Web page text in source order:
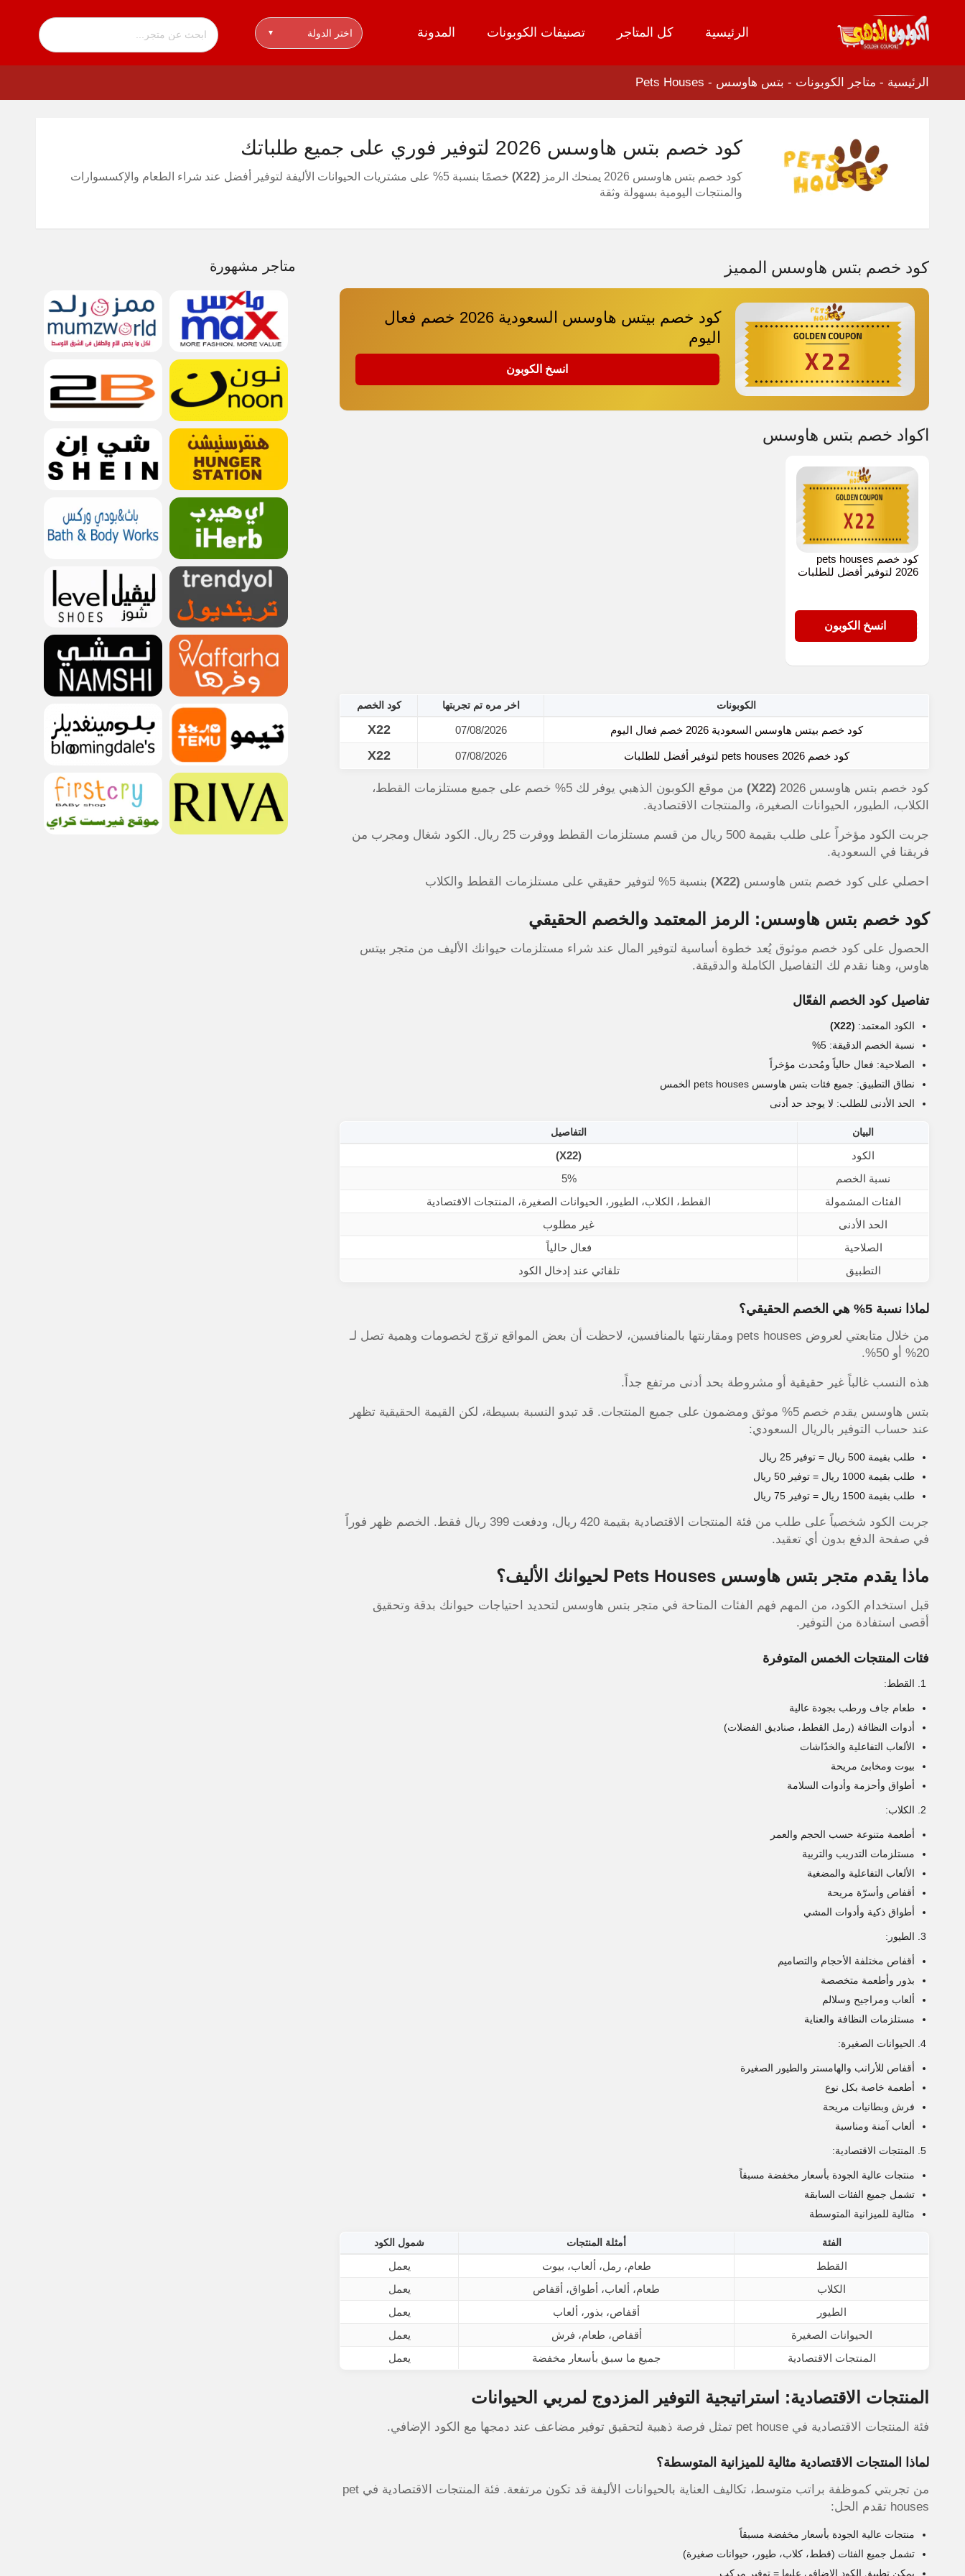
تخطي
المحتوى
الرئيسية كل المتاجر تصنيفات الكوبونات المدونة اختر الدولة ▾
الرئيسية - متاجر الكوبونات - بتس هاوسس - Pets Houses
كود خصم بتس هاوسس 2026 لتوفير فوري على جميع طلباتك
كود خصم بتس هاوسس 2026 يمنحك الرمز (X22)
خصمًا بنسبة 5% على مشتريات الحيوانات الأليفة لتوفير أفضل عند شراء الطعام والإكسسوارات
والمنتجات اليومية بسهولة وثقة
كود خصم بتس هاوسس المميز
كود خصم بيتس هاوسس السعودية 2026 خصم فعال
اليوم
انسخ الكوبون
اكواد خصم بتس هاوسس
كود خصم pets houses
2026 لتوفير أفضل للطلبات
انسخ الكوبون
الكوبونات اخر مره تم تجربتها كود الخصم
كود خصم بيتس هاوسس السعودية 2026 خصم فعال اليوم 07/08/2026
X22
كود خصم pets houses 2026 لتوفير أفضل للطلبات 07/08/2026
X22
كود خصم بتس هاوسس 2026 (X22)
من موقع الكوبون الذهبي يوفر لك 5% خصم على جميع مستلزمات القطط،
الكلاب، الطيور، الحيوانات الصغيرة، والمنتجات الاقتصادية.
جربت الكود مؤخراً على طلب بقيمة 500 ريال من قسم مستلزمات القطط ووفرت 25 ريال. الكود شغال ومجرب من
فريقنا في السعودية.
احصلي على كود خصم بتس هاوسس (X22) بنسبة 5% لتوفير حقيقي على مستلزمات القطط والكلاب
كود خصم بتس هاوسس: الرمز المعتمد والخصم الحقيقي
الحصول على كود خصم موثوق يُعد خطوة أساسية لتوفير المال عند شراء مستلزمات حيوانك الأليف من متجر بيتس
هاوس، وهنا نقدم لك التفاصيل الكاملة والدقيقة.
تفاصيل كود الخصم الفعّال
الكود المعتمد: (X22)
نسبة الخصم الدقيقة: 5%
الصلاحية: فعال حالياً ومُحدث مؤخراً
نطاق التطبيق: جميع فئات بتس هاوسس pets houses الخمس
الحد الأدنى للطلب: لا يوجد حد أدنى
البيان التفاصيل
الكود
(X22)
نسبة الخصم
5%
الفئات المشمولة
القطط، الكلاب، الطيور، الحيوانات الصغيرة، المنتجات الاقتصادية
الحد الأدنى
غير مطلوب
الصلاحية
فعال حالياً
التطبيق
تلقائي عند إدخال الكود
لماذا نسبة 5% هي الخصم الحقيقي؟
من خلال متابعتي لعروض pets houses ومقارنتها بالمنافسين، لاحظت أن بعض المواقع تروّج لخصومات وهمية تصل لـ
20% أو 50%.
هذه النسب غالباً غير حقيقية أو مشروطة بحد أدنى مرتفع جداً.
بتس هاوسس يقدم خصم 5% موثق ومضمون على جميع المنتجات. قد تبدو النسبة بسيطة، لكن القيمة الحقيقية تظهر
عند حساب التوفير بالريال السعودي:
طلب بقيمة 500 ريال = توفير 25 ريال
طلب بقيمة 1000 ريال = توفير 50 ريال
طلب بقيمة 1500 ريال = توفير 75 ريال
جربت الكود شخصياً على طلب من فئة المنتجات الاقتصادية بقيمة 420 ريال، ودفعت 399 ريال فقط. الخصم ظهر فوراً
في صفحة الدفع بدون أي تعقيد.
ماذا يقدم متجر بتس هاوسس Pets Houses لحيوانك الأليف؟
قبل استخدام الكود، من المهم فهم الفئات المتاحة في متجر بتس هاوسس لتحديد احتياجات حيوانك بدقة وتحقيق
أقصى استفادة من التوفير.
فئات المنتجات الخمس المتوفرة
القطط:
طعام جاف ورطب بجودة عالية
أدوات النظافة (رمل القطط، صناديق الفضلات)
الألعاب التفاعلية والخدّاشات
بيوت ومخابئ مريحة
أطواق وأحزمة وأدوات السلامة
الكلاب:
أطعمة متنوعة حسب الحجم والعمر
مستلزمات التدريب والتربية
الألعاب التفاعلية والمضغية
أقفاص وأسرّة مريحة
أطواق ذكية وأدوات المشي
الطيور:
أقفاص مختلفة الأحجام والتصاميم
بذور وأطعمة متخصصة
ألعاب ومراجيح وسلالم
مستلزمات النظافة والعناية
الحيوانات الصغيرة:
أقفاص للأرانب والهامستر والطيور الصغيرة
أطعمة خاصة بكل نوع
فرش وبطانيات مريحة
ألعاب آمنة ومناسبة
المنتجات الاقتصادية:
منتجات عالية الجودة بأسعار مخفضة مسبقاً
تشمل جميع الفئات السابقة
مثالية للميزانية المتوسطة
الفئة أمثلة المنتجات شمول الكود
القطط طعام، رمل، ألعاب، بيوت
يعمل
الكلاب
طعام، ألعاب، أطواق، أقفاص
يعمل
الطيور
أقفاص، بذور، ألعاب
يعمل
الحيوانات الصغيرة
أقفاص، طعام، فرش
يعمل
المنتجات الاقتصادية
جميع ما سبق بأسعار مخفضة يعمل
المنتجات الاقتصادية: استراتيجية التوفير المزدوج لمربي الحيوانات
فئة المنتجات الاقتصادية في pet house تمثل فرصة ذهبية لتحقيق توفير مضاعف عند دمجها مع الكود الإضافي.
لماذا المنتجات الاقتصادية مثالية للميزانية المتوسطة؟
من تجربتي كموظفة براتب متوسط، تكاليف العناية بالحيوانات الأليفة قد تكون مرتفعة. فئة المنتجات الاقتصادية في pet
houses تقدم الحل:
منتجات عالية الجودة بأسعار مخفضة مسبقاً
تشمل جميع الفئات (قطط، كلاب، طيور، حيوانات صغيرة)
يمكن تطبيق الكود الإضافي عليها = توفير مركب
متاجر مشهورة